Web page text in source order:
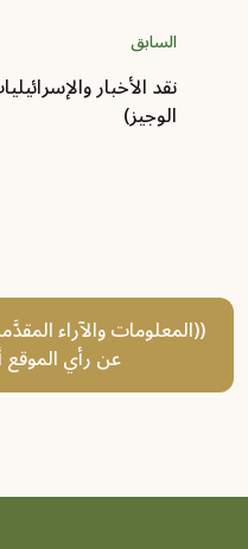
السابق
نقد الأخبار
الوجيز)
((المعلومات والآراء
عن رأي الموقع